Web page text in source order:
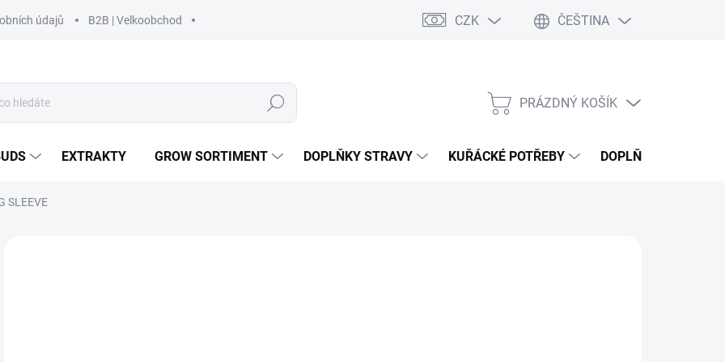
údajů B2B | Velkoobchod CZK ČEŠTINA
Hledat
NÁKUPNÍ
PRÁZDNÝ KOŠÍK
EXTRAKTY GROW SORTIMENT DOPLŇKY STRAVY KUŘÁCKÉ POTŘEBY DOPLŇKY
SLEEVE